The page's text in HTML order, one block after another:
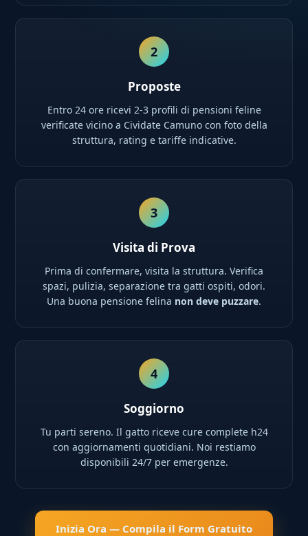
2
Proposte
Entro 24 ore ricevi 2-3 profili di pensioni feline
verificate vicino a Cividate Camuno con foto della
struttura, rating e tariffe indicative.
3
Visita di Prova
Prima di confermare, visita la struttura. Verifica
spazi, pulizia, separazione tra gatti ospiti, odori.
Una buona pensione felina non deve puzzare.
4
Soggiorno
Tu parti sereno. Il gatto riceve cure complete h24
con aggiornamenti quotidiani. Noi restiamo
disponibili 24/7 per emergenze.
Inizia Ora — Compila il Form Gratuito